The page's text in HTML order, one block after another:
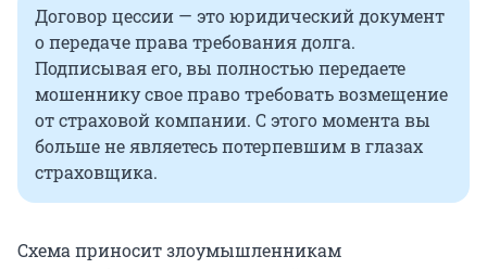
Договор цессии — это юридический документ
о передаче права требования долга.
Подписывая его, вы полностью передаете
мошеннику свое право требовать возмещение
от страховой компании. С этого момента вы
больше не являетесь потерпевшим в глазах
страховщика.
Схема приносит злоумышленникам